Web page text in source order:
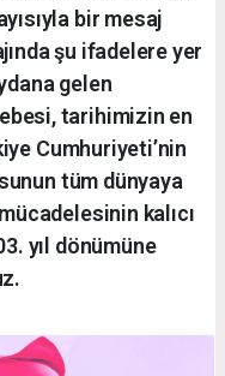
bir mesaj
şu ifadelere yer
gelen
tarihimizin en
Cumhuriyeti’nin
tüm dünyaya
kalıcı
yıl dönümüne